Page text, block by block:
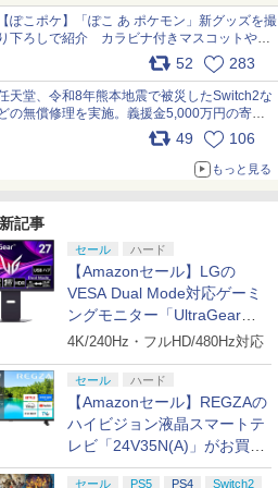
ぽこポケ】「ぽこ あ ポケモン」新グッズを撮
下ろしで紹介 カラビナ付きマスコットやス
52 283
天堂、令和8年熊本地震で被災したSwitch2な
の無償修理を実施。義援金5,000万円の寄付
も発表 pic.x.com/BAYsMfUfUC
49 106
もっと見る
記事
セール ハード
【Amazonセール】LGの
VESA Dual Mode対応ゲーミ
ングモニター「UltraGear
27G850A-B」がお買い得！
4K/240Hz・フルHD/480Hz対応
セール ハード
【Amazonセール】REGZAの
ハイビジョン液晶スマートテ
レビ「24V35N(A)」がお買い
得！
セール PS5 PS4 Switch2